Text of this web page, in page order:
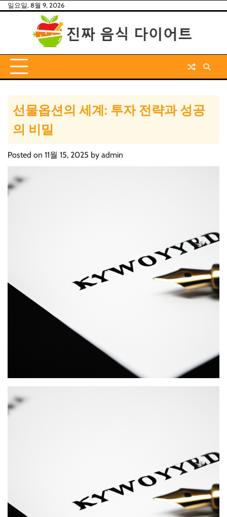
Skip일요일, 8월 9, 2026
선물옵션의 세계: 투자 전략과 성공
의 비밀
Posted on 11월 15, 2025 by admin